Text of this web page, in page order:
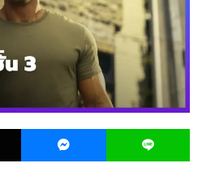
X Messenger